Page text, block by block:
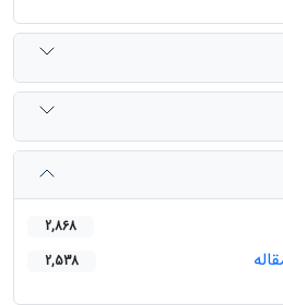
2,868
2,538